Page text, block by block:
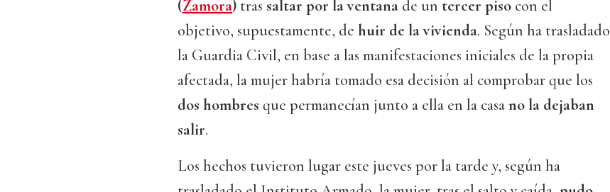
(Zamora) tras saltar por la ventana de un tercer piso con el
objetivo, supuestamente, de huir de la vivienda. Según ha trasladado
la Guardia Civil, en base a las manifestaciones iniciales de la propia
afectada, la mujer habría tomado esa decisión al comprobar que los
dos hombres que permanecían junto a ella en la casano la dejaban
salir.
Los hechos tuvieron lugar este jueves por la tarde y, según ha